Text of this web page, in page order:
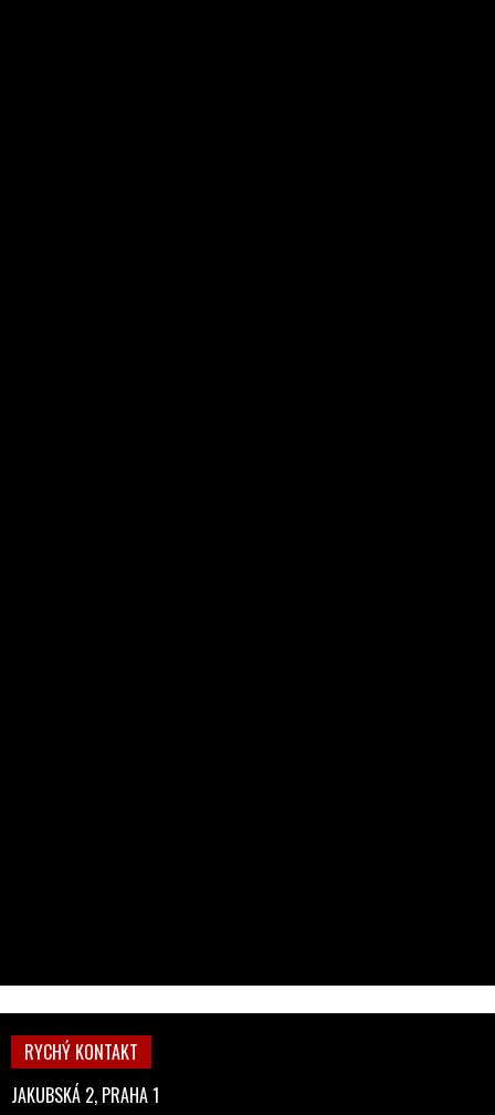
RYCHÝ KONTAKT
JAKUBSKÁ 2, PRAHA 1